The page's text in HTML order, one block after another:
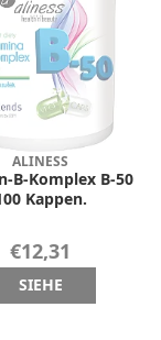
ALINESS
B-Komplex B-50
Kappen.
€12,31
SIEHE